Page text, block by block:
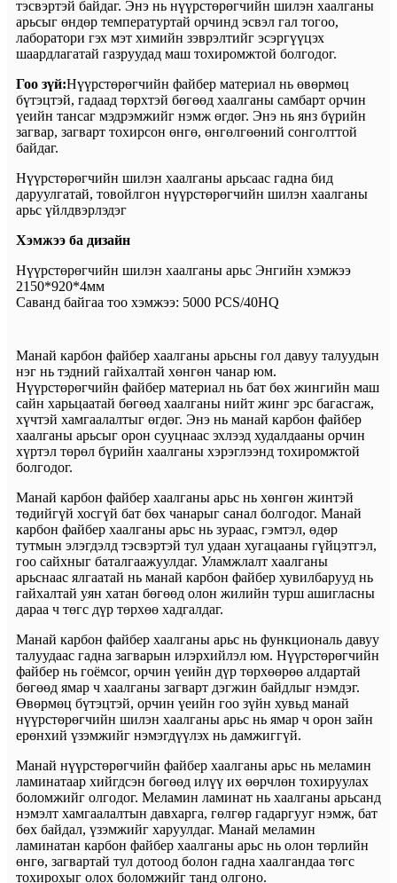
тэсвэртэй байдаг. Энэ нь нүүрстөрөгчийн шилэн хаалганы
арьсыг өндөр температуртай орчинд эсвэл гал тогоо,
лаборатори гэх мэт химийн зэврэлтийг эсэргүүцэх
шаардлагатай газруудад маш тохиромжтой болгодог.
Гоо зүй:Нүүрстөрөгчийн файбер материал нь өвөрмөц
бүтэцтэй, гадаад төрхтэй бөгөөд хаалганы самбарт орчин
үеийн тансаг мэдрэмжийг нэмж өгдөг. Энэ нь янз бүрийн
загвар, загварт тохирсон өнгө, өнгөлгөөний сонголттой
байдаг.
Нүүрстөрөгчийн шилэн хаалганы арьсаас гадна бид
даруулгатай, товойлгон нүүрстөрөгчийн шилэн хаалганы
арьс үйлдвэрлэдэг
Хэмжээ ба дизайн
Нүүрстөрөгчийн шилэн хаалганы арьс Энгийн хэмжээ
2150*920*4мм
Саванд байгаа тоо хэмжээ: 5000 PCS/40HQ
Манай карбон файбер хаалганы арьсны гол давуу талуудын
нэг нь тэдний гайхалтай хөнгөн чанар юм.
Нүүрстөрөгчийн файбер материал нь бат бөх жингийн маш
сайн харьцаатай бөгөөд хаалганы нийт жинг эрс багасгаж,
хүчтэй хамгаалалтыг өгдөг. Энэ нь манай карбон файбер
хаалганы арьсыг орон сууцнаас эхлээд худалдааны орчин
хүртэл төрөл бүрийн хаалганы хэрэглээнд тохиромжтой
болгодог.
Манай карбон файбер хаалганы арьс нь хөнгөн жинтэй
төдийгүй хосгүй бат бөх чанарыг санал болгодог. Манай
карбон файбер хаалганы арьс нь зураас, гэмтэл, өдөр
тутмын элэгдэлд тэсвэртэй тул удаан хугацааны гүйцэтгэл,
гоо сайхныг баталгаажуулдаг. Уламжлалт хаалганы
арьснаас ялгаатай нь манай карбон файбер хувилбарууд нь
гайхалтай уян хатан бөгөөд олон жилийн турш ашигласны
дараа ч төгс дүр төрхөө хадгалдаг.
Манай карбон файбер хаалганы арьс нь функциональ давуу
талуудаас гадна загварын илэрхийлэл юм. Нүүрстөрөгчийн
файбер нь гоёмсог, орчин үеийн дүр төрхөөрөө алдартай
бөгөөд ямар ч хаалганы загварт дэгжин байдлыг нэмдэг.
Өвөрмөц бүтэцтэй, орчин үеийн гоо зүйн хувьд манай
нүүрстөрөгчийн шилэн хаалганы арьс нь ямар ч орон зайн
ерөнхий үзэмжийг нэмэгдүүлэх нь дамжиггүй.
Манай нүүрстөрөгчийн файбер хаалганы арьс нь меламин
ламинатаар хийгдсэн бөгөөд илүү их өөрчлөн тохируулах
боломжийг олгодог. Меламин ламинат нь хаалганы арьсанд
нэмэлт хамгаалалтын давхарга, гөлгөр гадаргууг нэмж, бат
бөх байдал, үзэмжийг харуулдаг. Манай меламин
ламинатан карбон файбер хаалганы арьс нь олон төрлийн
өнгө, загвартай тул дотоод болон гадна хаалгандаа төгс
тохирохыг олох боломжийг танд олгоно.